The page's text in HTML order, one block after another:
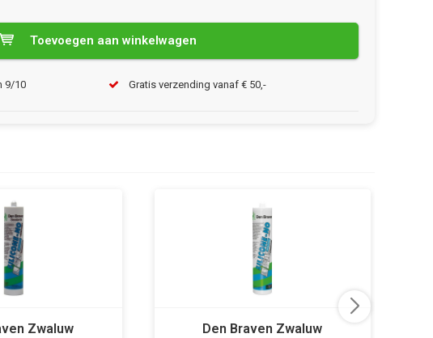
Toevoegen aan winkelwagen
9/10 Gratis verzending vanaf € 50,-
Zwaluw
Den Braven Zwaluw